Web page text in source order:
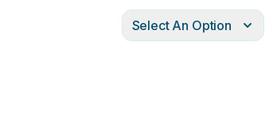
Select An Option